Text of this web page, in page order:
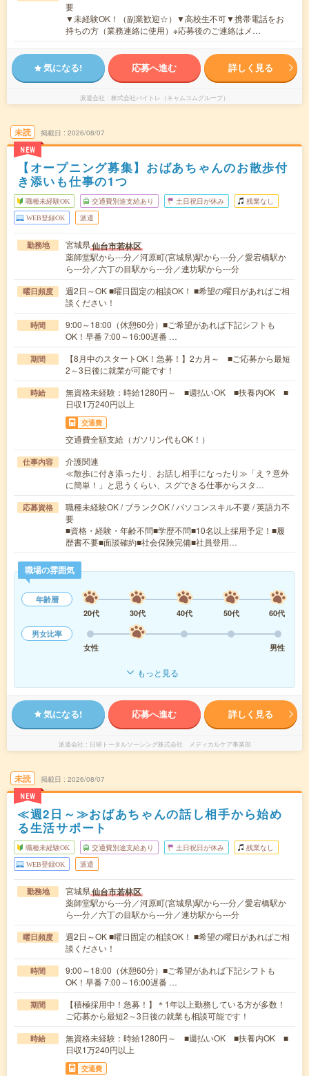
要
▼未経験OK！（副業歓迎☆）▼高校生不可▼携帯電話をお
持ちの方（業務連絡に使用）※応募後のご連絡はメ…
気になる! 応募へ進む 詳しく見る
派遣会社 株式会社バイトレ（キャムコムグループ）
未読
NEW
掲載日 2026/08/07
【オープニング募集】おばあちゃんのお散歩付
き添いも仕事の1つ
職種未経験OK 交通費別途支給あり 土日祝日が休み 残業なし
WEB登録OK 派遣
勤務地 宮城県仙台市若林区
薬師堂駅から---分／河原町(宮城県)駅から---分／愛宕橋駅か
ら---分／六丁の目駅から---分／連坊駅から---分
曜日頻度
週2日～OK ■曜日固定の相談OK！ ■希望の曜日があればご相
談ください！
時間
9:00～18:00（休憩60分）■ご希望があれば下記シフトも
OK！早番 7:00～16:00遅番 …
期間
【8月中のスタートOK！急募！】2カ月～ ■ご応募から最短
2～3日後に就業が可能です！
時給
無資格未経験：時給1280円～ ■週払いOK ■扶養内OK ■
日収1万240円以上
交通費
交通費全額支給（ガソリン代もOK！）
仕事内容
介護関連
≪散歩に付き添ったり、お話し相手になったり≫「え？意外
に簡単！」と思うくらい、スグできる仕事からスタ…
応募資格
職種未経験OK / ブランクOK / パソコンスキル不要 / 英語力不
要
■資格・経験・年齢不問■学歴不問■10名以上採用予定！■履
歴書不要■面談確約■社会保険完備■社員登用…
職場の雰囲気
年齢層
20代
30代 40代 50代
60代
男女比率
女性
男性
もっと見る
気になる! 応募へ進む 詳しく見る
派遣会社 日研トータルソーシング株式会社 メディカルケア事業部
未読
NEW
掲載日 2026/08/07
≪週2日～≫おばあちゃんの話し相手から始め
る生活サポート
職種未経験OK 交通費別途支給あり 土日祝日が休み 残業なし
WEB登録OK 派遣
勤務地 宮城県仙台市若林区
薬師堂駅から---分／河原町(宮城県)駅から---分／愛宕橋駅か
ら---分／六丁の目駅から---分／連坊駅から---分
曜日頻度
週2日～OK ■曜日固定の相談OK！ ■希望の曜日があればご相
談ください！
時間
9:00～18:00（休憩60分）■ご希望があれば下記シフトも
OK！早番 7:00～16:00遅番 …
期間
【積極採用中！急募！】＊1年以上勤務している方が多数！
ご応募から最短2～3日後の就業も相談可能です！
時給
無資格未経験：時給1280円～ ■週払いOK ■扶養内OK ■
日収1万240円以上
交通費